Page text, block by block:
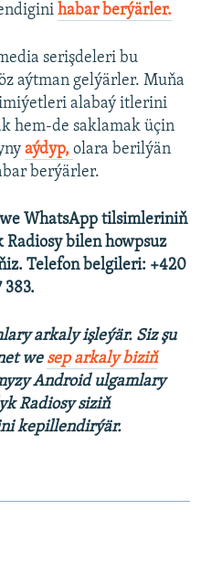
habar berýärler.
serişdeleri bu
aýtman gelýärler. Muňa
alabaý itlerini
hem-de saklamak üçin
aýdyp, olara berilýän
berýärler.
WhatsApp tilsimleriniň
bilen howpsuz
Telefon belgileri: +420
383.
arkaly işleýär. Siz şu
we sep arkaly biziň
Android ulgamlary
Radiosy siziň
kepillendirýär.